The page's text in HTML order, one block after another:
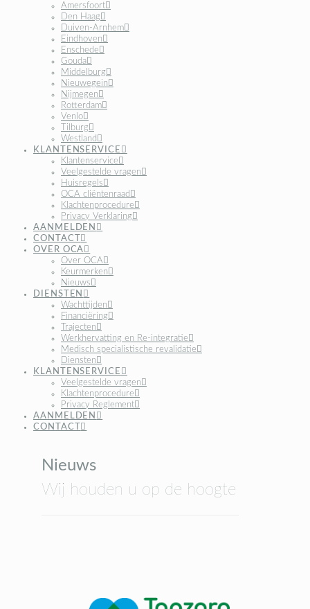
Amersfoort
Den Haag
Duiven-Arnhem
Eindhoven
Enschede
Gouda
Middelburg
Nieuwegein
Nijmegen
Rotterdam
Venlo
Tilburg
Westland
KLANTENSERVICE
Klantenservice
Veelgestelde vragen
Huisregels
OCA cliëntenraad
Klachtenprocedure
Privacy Verklaring
AANMELDEN
CONTACT
OVER OCA
Over OCA
Keurmerken
Nieuws
DIENSTEN
Wachttijden
Financiëring
Trajecten
Werkhervatting en Re-integratie
Medisch specialistische revalidatie
Diensten
KLANTENSERVICE
Veelgestelde vragen
Klachtenprocedure
Privacy Reglement
AANMELDEN
CONTACT
Nieuws
Wij houden u op de hoogte